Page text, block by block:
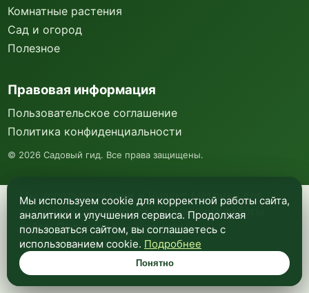
Мы используем куки и Яндекс Метрику для
анализа посещаемости и улучшения работы
сайта. Подробнее —в политике
конфиденциальности.
Понятно
Комнатные растения
Сад и огород
Полезное
Правовая информация
Пользовательское соглашение
Политика конфиденциальности
© 2026 Садовый гид. Все права защищены.
Мы используем cookie для корректной работы сайта,
аналитики и улучшения сервиса. Продолжая
пользоваться сайтом, вы соглашаетесь с
использованием cookie. Подробнее
Понятно